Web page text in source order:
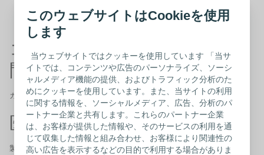
このウェブサイトはCookieを使用
します
当ウェブサイトではクッキーを使用しています 「当サ
イトでは、コンテンツや広告のパーソナライズ、ソーシ
ャルメディア機能の提供、およびトラフィック分析のた
めにクッキーを使用しています。また、当サイトの利用
に関する情報を、ソーシャルメディア、広告、分析のパ
ートナー企業と共有します。これらのパートナー企業
は、お客様が提供した情報や、そのサービスの利用を通
じて収集した情報と組み合わせ、お客様により関連性の
高い広告を表示するなどの目的で利用する場合がありま
コロプラスト製品に関するお
問い合わせ
カスタマーケア フリーダイヤル 0120-66-4469
医療従事者以外の方
製品カタログから探す /ウェブサイトの中から探す